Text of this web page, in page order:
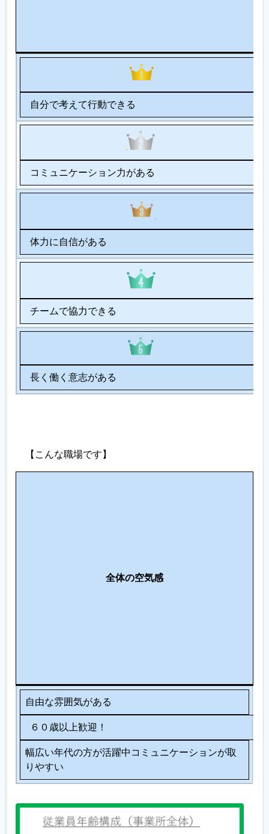
自分で考えて行動できる
コミュニケーション力がある
体力に自信がある
チームで協力できる
長く働く意志がある
【こんな職場です】
全体の空気感
自由な雰囲気がある
６０歳以上歓迎！
幅広い年代の方が活躍中コミュニケーションが取
りやすい